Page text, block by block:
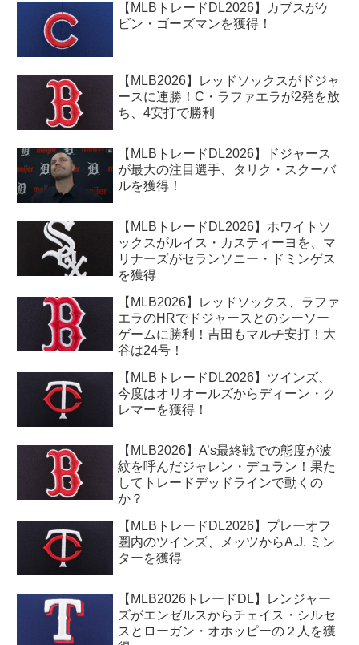
【MLBトレードDL2026】カブスがケ
ビン・ゴーズマンを獲得！
【MLB2026】レッドソックスがドジャ
ースに連勝！C・ラファエラが2発を放
ち、4安打で勝利
【MLBトレードDL2026】ドジャース
が最大の注目選手、タリク・スクーバ
ルを獲得！
【MLBトレードDL2026】ホワイトソ
ックスがルイス・カスティーヨを、マ
リナーズがセランソニー・ドミンゲス
を獲得
【MLB2026】レッドソックス、ラファ
エラのHRでドジャースとのシーソー
ゲームに勝利！吉田もマルチ安打！大
谷は24号！
【MLBトレードDL2026】ツインズ、
今度はオリオールズからディーン・ク
レマーを獲得！
【MLB2026】A’s最終戦での態度が波
紋を呼んだジャレン・デュラン！果た
してトレードデッドラインで動くの
か？
【MLBトレードDL2026】プレーオフ
圏内のツインズ、メッツからA.J. ミン
ターを獲得
【MLB2026トレードDL】レンジャー
ズがエンゼルスからチェイス・シルセ
スとローガン・オホッピーの２人を獲